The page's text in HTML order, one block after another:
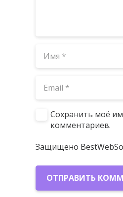
Сохранить моё
комментариев.
Защищено
ОТПРАВИТЬ